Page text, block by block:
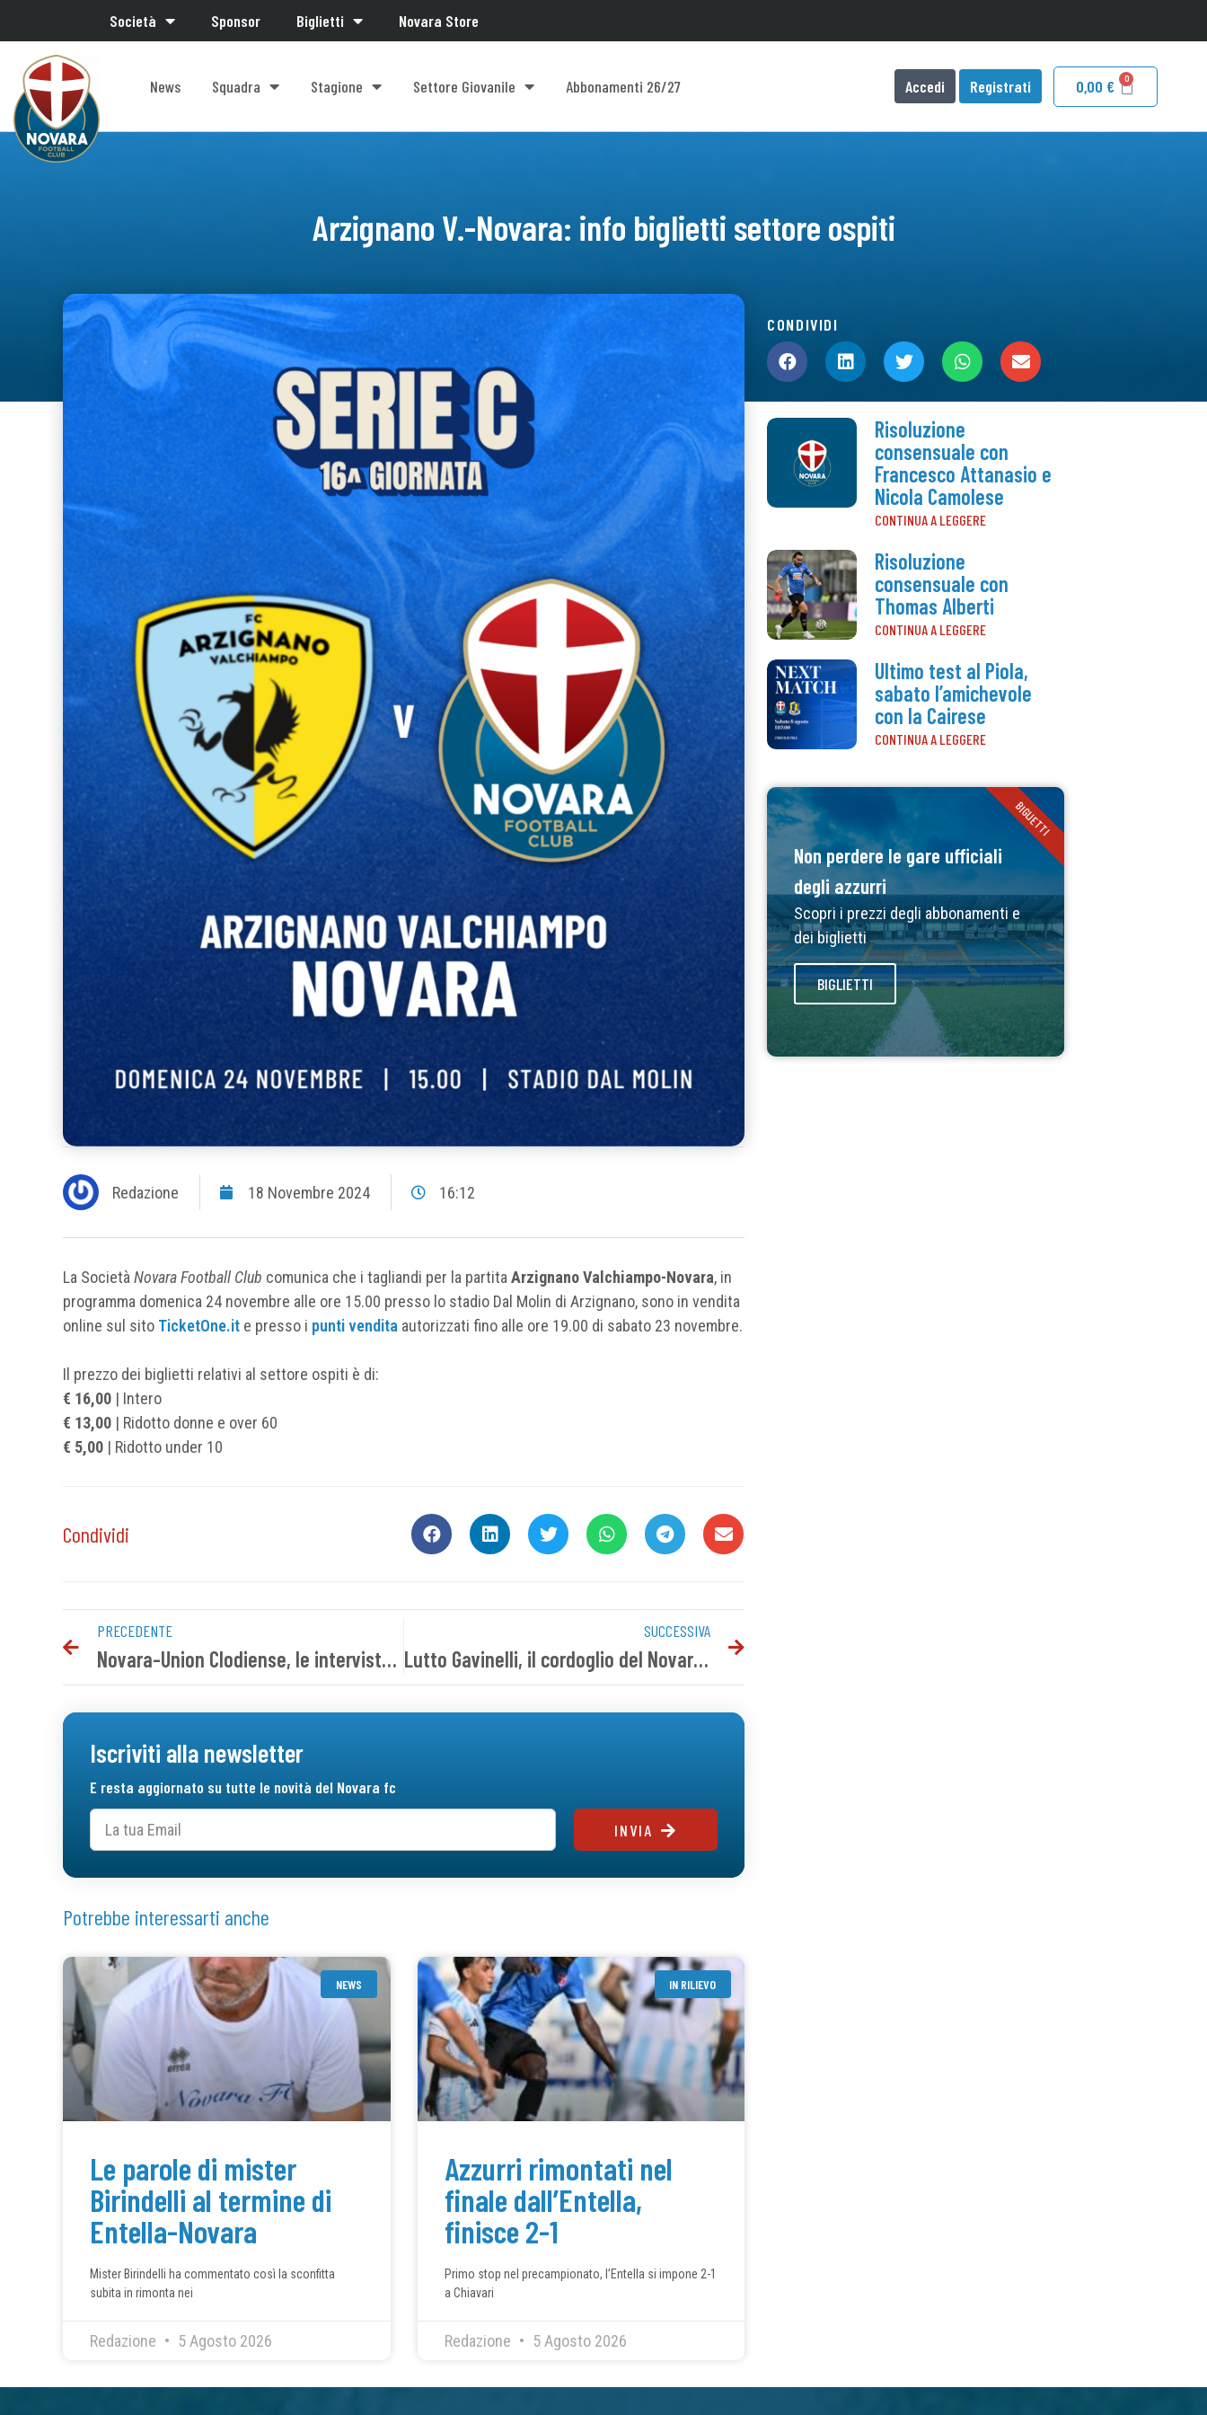
Società Sponsor Biglietti Novara Store
News Squadra Stagione Settore Giovanile Abbonamenti 26/27 Accedi Registrati 0,00€
Arzignano V.-Novara: info biglietti settore ospiti
Redazione 18 Novembre 2024 16:12
La SocietàNovara Football Club comunica che i tagliandi per la partitaArzignano Valchiampo-Novara, in
programma domenica 24 novembre alle ore 15.00 presso lo stadio Dal Molin di Arzignano, sono in vendita
online sul sito TicketOne.it e presso i punti vendita autorizzati fino alle ore 19.00 di sabato 23 novembre.
Il prezzo dei biglietti relativi al settore ospiti è di:
€ 16,00 | Intero
€ 13,00 | Ridotto donne e over 60
€ 5,00 | Ridotto under 10
Condividi
PRECEDENTE
Novara-Union Clodiense, le interviste post gara
SUCCESSIVA
Lutto Gavinelli, il cordoglio del Novara FC
Iscriviti alla newsletter
E resta aggiornato su tutte le novità del Novara fc
INVIA
Potrebbe interessarti anche
NEWS
Le parole di mister
Birindelli al termine di
Entella-Novara
Mister Birindelli ha commentato così la sconfitta
subita in rimonta nei
Redazione 5 Agosto 2026
IN RILIEVO
Azzurri rimontati nel
finale dall’Entella,
finisce 2-1
Primo stop nel precampionato, l’Entella si impone 2-1
a Chiavari
Redazione 5 Agosto 2026
CONDIVIDI
Risoluzione
consensuale con
Francesco Attanasio e
Nicola Camolese
CONTINUA A LEGGERE
Risoluzione
consensuale con
Thomas Alberti
CONTINUA A LEGGERE
Ultimo test al Piola,
sabato l’amichevole
con la Cairese
CONTINUA A LEGGERE
Non perdere le gare ufficiali
degli azzurri
Scopri i prezzi degli abbonamenti e
dei biglietti
BIGLIETTI
BIGLIETTI